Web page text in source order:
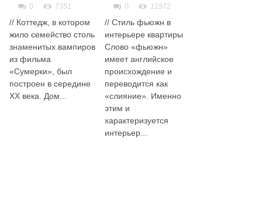
0
7351
// Коттедж, в котором
жило семейство столь
знаменитых вампиров
из фильма
«Сумерки», был
построен в середине
ХХ века. Дом...
0
11972
// Стиль фьюжн в
интерьере квартиры
Слово «фьюжн»
имеет английское
происхождение и
переводится как
«слияние». Именно
этим и
характеризуется
интерьер...